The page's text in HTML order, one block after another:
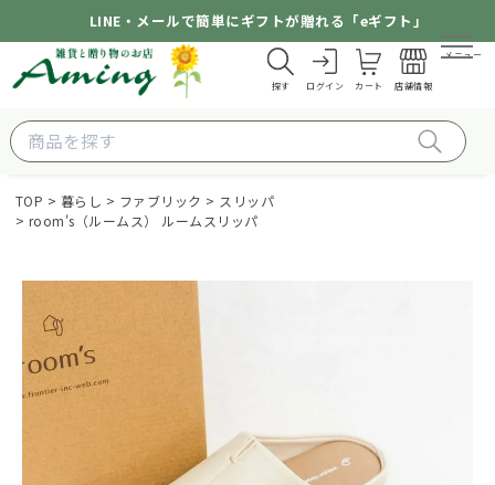
LINE・メールで簡単にギフトが贈れる「eギフト」
探す ログイン カート 店舗情報
メニュー
TOP 暮らし ファブリック
スリッパ
room's（ルームス） ルームスリッパ